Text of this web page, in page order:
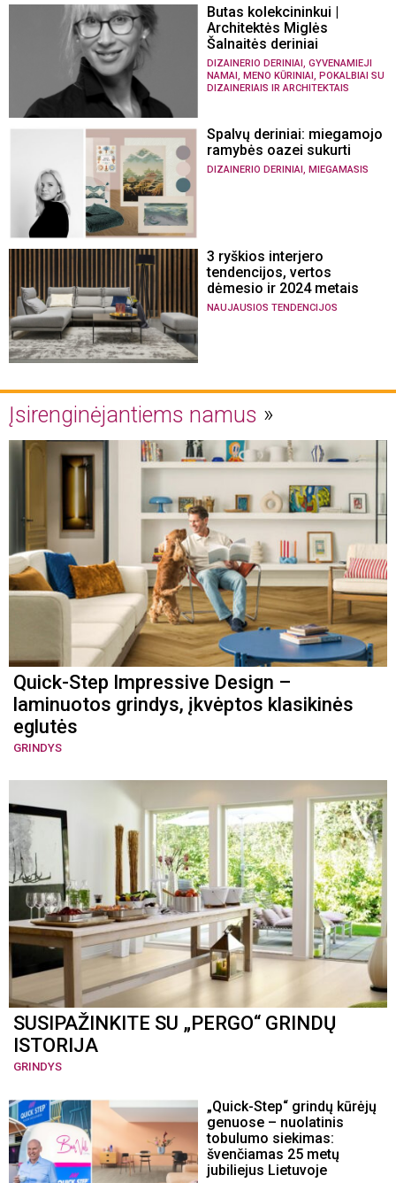
Butas kolekcininkui |
Architektės Miglės
Šalnaitės deriniai
DIZAINERIO DERINIAI GYVENAMIEJI
NAMAI MENO KŪRINIAI POKALBIAI SU
DIZAINERIAIS IR ARCHITEKTAIS
Spalvų deriniai: miegamojo
ramybės oazei sukurti
DIZAINERIO DERINIAI MIEGAMASIS
3 ryškios interjero
tendencijos, vertos
dėmesio ir 2024 metais
NAUJAUSIOS TENDENCIJOS
Įsirenginėjantiems namus
Quick-Step Impressive Design –
laminuotos grindys, įkvėptos klasikinės
eglutės
GRINDYS
SUSIPAŽINKITE SU „PERGO“ GRINDŲ
ISTORIJA
GRINDYS
„Quick-Step“ grindų kūrėjų
genuose – nuolatinis
tobulumo siekimas:
švenčiamas 25 metų
jubiliejus Lietuvoje